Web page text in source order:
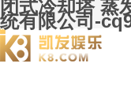
闭式冷却塔 蒸
统有限公司-